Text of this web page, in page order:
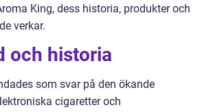
King, dess historia, produkter och
verkar.
och historia
som svar på den ökande
cigaretter och